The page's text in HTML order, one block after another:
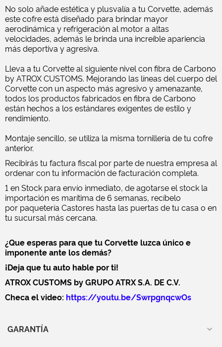
No solo añade estética y plusvalía a tu Corvette, además
este cofre está diseñado para brindar mayor
aerodinámica y refrigeración al motor a altas
velocidades, además le brinda una increíble apariencia
más deportiva y agresiva.
Lleva a tu Corvette al siguiente nivel con fibra de Carbono
by ATROX CUSTOMS. Mejorando las líneas del cuerpo del
Corvette con un aspecto más agresivo y amenazante,
todos los productos fabricados en fibra de Carbono
están hechos a los estándares exigentes de estilo y
rendimiento.
Montaje sencillo, se utiliza la misma tornillería de tu cofre
anterior.
Recibirás tu factura fiscal por parte de nuestra empresa al
ordenar con tu información de facturación completa.
1 en Stock para envío inmediato, de agotarse el stock la
importación es marítima de 6 semanas, recíbelo
por paquetería Castores hasta las puertas de tu casa o en
tu sucursal más cercana.
¿Que esperas para que tu Corvette luzca único e
imponente ante los demás?
¡Deja que tu auto hable por ti!
ATROX CUSTOMS by GRUPO ATRX S.A. DE C.V.
Checa el video: https://youtu.be/SwrpgnqcwOs
GARANTÍA